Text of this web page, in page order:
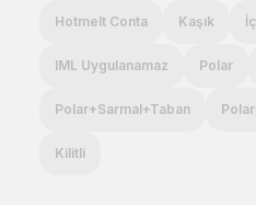
Hotmelt Conta Kaşık
IML Uygulanamaz Polar
Polar+Sarmal+Taban
Kilitli